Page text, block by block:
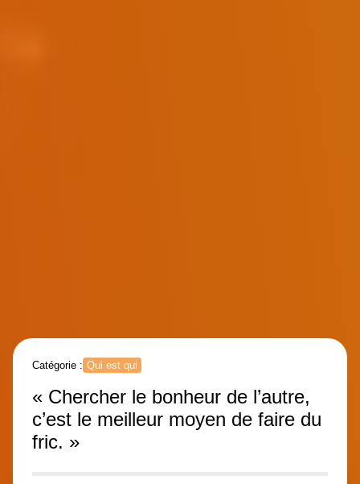
Catégorie : Qui est qui
« Chercher le bonheur de l’autre,
c’est le meilleur moyen de faire du
fric. »